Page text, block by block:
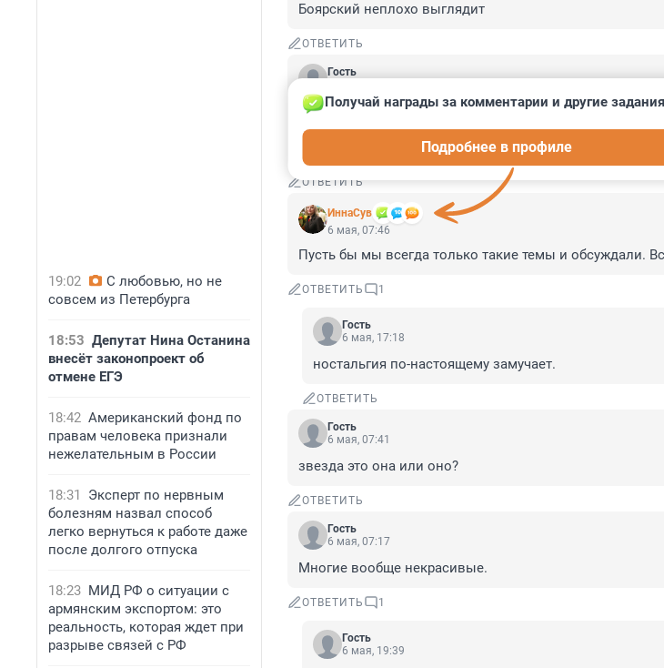
19:02
С любовью, но не
совсем из Петербурга
18:53 Депутат Нина Останина
внесёт законопроект об
отмене ЕГЭ
18:42 Американский фонд по
правам человека признали
нежелательным в России
18:31
Эксперт по нервным
болезням назвал способ
легко вернуться к работе даже
после долгого отпуска
18:23 МИД РФ о ситуации с
армянским экспортом: это
реальность, которая ждет при
разрыве связей с РФ
Боярский неплохо выглядит
ОТВЕТИТЬ
Гость
К каждому платьишко была прикреплена
олицетворяет. А так люди могут с уверенностью
как они сразу догадались...
ОТВЕТИТЬ
ИннаСув
Получай награды за комментарии и другие
Подробнее в профиле
6 мая, 07:46
Пусть бы мы всегда только такие темы и обсуждали.
ОТВЕТИТЬ 1
Гость
6 мая, 17:18
ностальгия по-настоящему замучает.
ОТВЕТИТЬ
Гость
6 мая, 07:41
звезда это она или оно?
ОТВЕТИТЬ
Гость
6 мая, 07:17
Многие вообще некрасивые.
ОТВЕТИТЬ 1
Гость
6 мая, 19:39